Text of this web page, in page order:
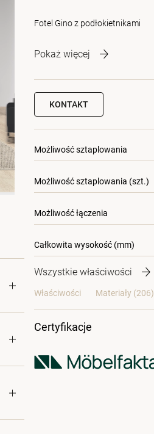
Fotel Gino z podłokietnikami
Pokaż więcej
KONTAKT
Możliwość sztaplowania
Możliwość sztaplowania (szt.)
Możliwość łączenia
Całkowita wysokość (mm)
Wszystkie właściwości
Właściwości Materiały (206)
Certyfikacje